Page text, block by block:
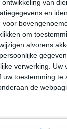
van
en
om
alvorens
verwerking.
uw toestemming
de
05:00
05:00
1 WNW 1